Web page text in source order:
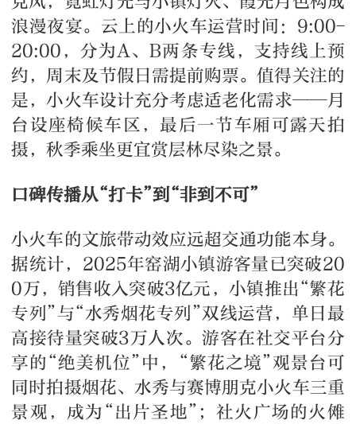
浪漫夜宴。云上的小火车运营时间：9:00-
20:00，分为A、B两条专线，支持线上预
约，周末及节假日需提前购票。值得关注的
是，小火车设计充分考虑适老化需求——月
台设座椅候车区，最后一节车厢可露天拍
摄，秋季乘坐更宜赏层林尽染之景。
口碑传播从“打卡”到“非到不可”
小火车的文旅带动效应远超交通功能本身。
据统计，2025年窑湖小镇游客量已突破20
0万，销售收入突破3亿元，小镇推出“繁花
专列”与“水秀烟花专列”双线运营，单日最
高接待量突破3万人次。游客在社交平台分
享的“绝美机位”中，“繁花之境”观景台可
同时拍摄烟花、水秀与赛博朋克小火车三重
景观，成为“出片圣地”；社火广场的火傩